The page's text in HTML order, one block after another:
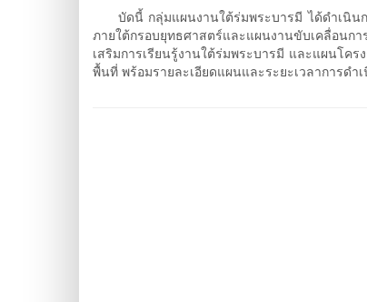
บัดนี้ กลุ่มแผนงานใต้ร่มพระบารมี ได้ดำเนินก
ภายใต้กรอบยุทธศาสตร์และแผนงานขับเคลื่อนก
เสริมการเรียนรู้งานใต้ร่มพระบารมี และแผนโค
พื้นที่ พร้อมรายละเอียดแผนและระยะเวลาการด